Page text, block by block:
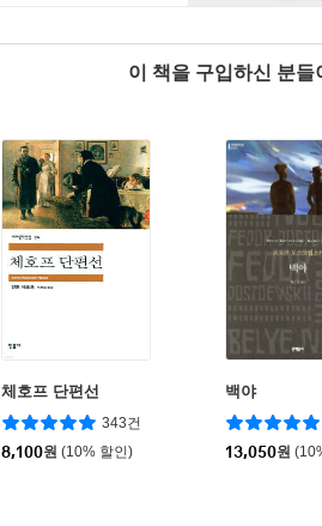
이 책을 구입하신 분
체호프 단편선
343건
8,100원 (10% 할인)
백야
13,050원